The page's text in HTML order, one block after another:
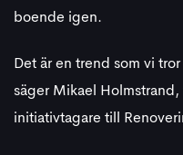
boende igen.
Det är en trend som vi
säger Mikael
initiativtagare till